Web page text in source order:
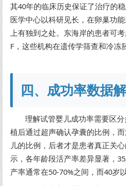
其40年的临床历史保证了治疗的
医学中心以科研见长，在卵巢功
上有独到之处。东海岸的患者可
F，这些机构在遗传学筛查和冷冻
四、成功率数据
理解试管婴儿成功率需要区
植后通过超声确认孕囊的比例，
儿的比例，后者才是患者真正关
示，各年龄段活产率差异显著，
产率通常在50-70%之间，而40岁